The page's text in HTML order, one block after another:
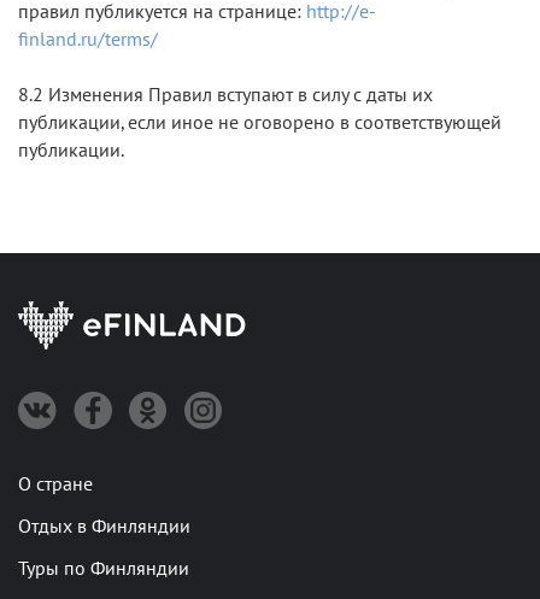
правил публикуется на странице: http://e-
finland.ru/terms/
8.2 Изменения Правил вступают в силу с даты их
публикации, если иное не оговорено в соответствующей
публикации.
О стране
Отдых в Финляндии
Туры по Финляндии